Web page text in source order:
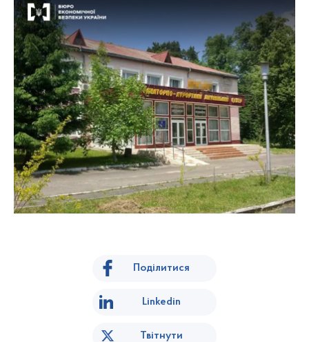
Поділитися
Linkedin
Твітнути